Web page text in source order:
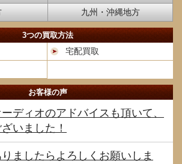
九州・沖縄地方
3つの買取方法
宅配買取
お客様の声
ディオのアドバイスも頂いて、
いました！
ましたらよろしくお願いしま